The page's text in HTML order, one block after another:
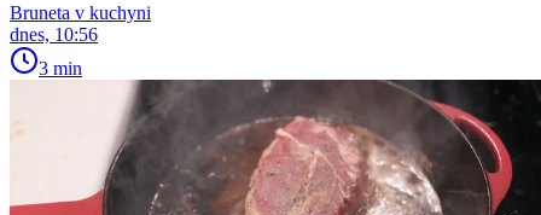
Bruneta v kuchyni
dnes, 10:56
3 min